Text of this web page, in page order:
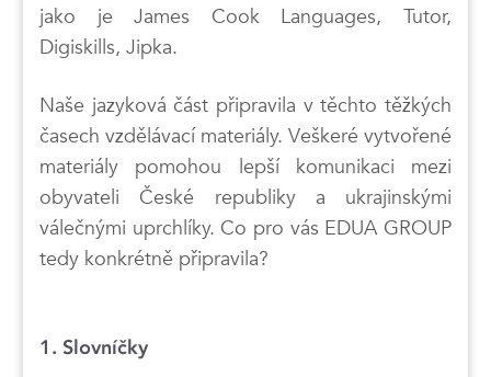
jako je James Cook Languages, Tutor,
Digiskills, Jipka.
Naše jazyková část připravila v těchto těžkých
časech vzdělávací materiály. Veškeré vytvořené
materiály pomohou lepší komunikaci mezi
obyvateli České republiky a ukrajinskými
válečnými uprchlíky. Co pro vás EDUA GROUP
tedy konkrétně připravila?
1. Slovníčky